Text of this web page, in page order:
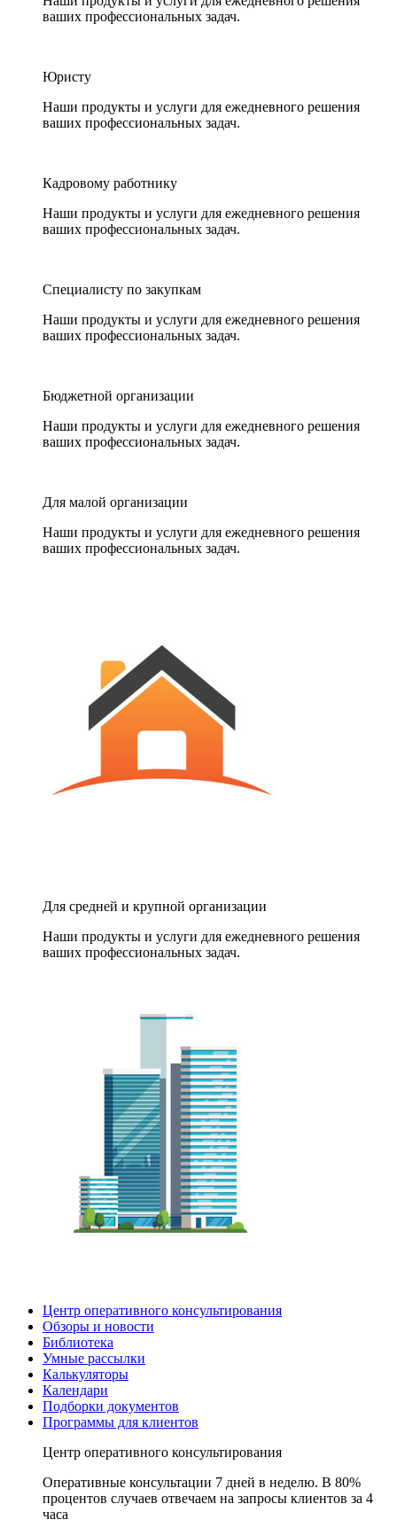
ваших профессиональных задач.
Юристу
Наши продукты и услуги для ежедневного решения
ваших профессиональных задач.
Кадровому работнику
Наши продукты и услуги для ежедневного решения
ваших профессиональных задач.
Специалисту по закупкам
Наши продукты и услуги для ежедневного решения
ваших профессиональных задач.
Бюджетной организации
Наши продукты и услуги для ежедневного решения
ваших профессиональных задач.
Для малой организации
Наши продукты и услуги для ежедневного решения
ваших профессиональных задач.
Для средней и крупной организации
Наши продукты и услуги для ежедневного решения
ваших профессиональных задач.
Центр оперативного консультирования
Обзоры и новости
Библиотека
Умные рассылки
Калькуляторы
Календари
Подборки документов
Программы для клиентов
Центр оперативного консультирования
Оперативные консультации 7 дней в неделю. В 80%
процентов случаев отвечаем на запросы клиентов за 4
часа